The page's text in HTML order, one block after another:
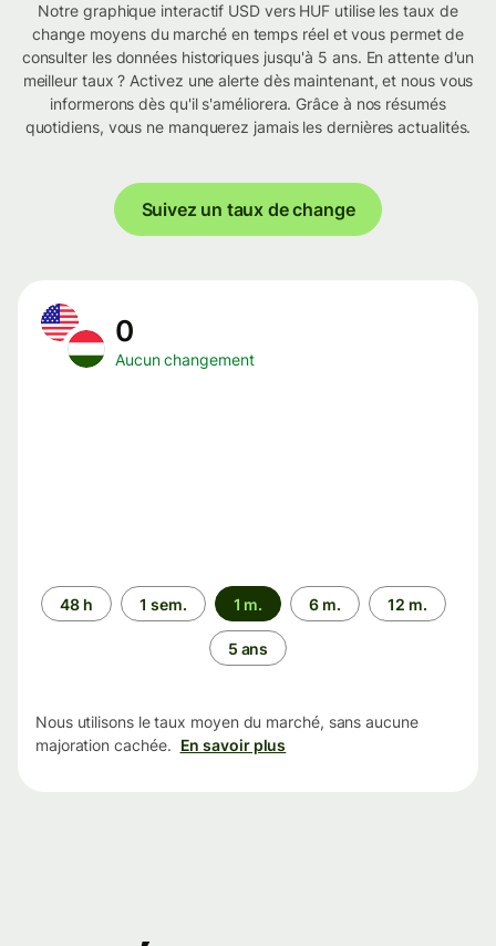
Notre graphique interactif USD vers HUF utilise les taux de
change moyens du marché en temps réel et vous permet de
consulter les données historiques jusqu'à 5 ans. En attente d'un
meilleur taux ? Activez une alerte dès maintenant, et nous vous
informerons dès qu'il s'améliorera. Grâce à nos résumés
quotidiens, vous ne manquerez jamais les dernières actualités.
Suivez un taux de change
0
Aucun changement
Période
48 h 1 sem. 1 m. 6 m. 12 m.
5 ans
Nous utilisons le taux moyen du marché, sans aucune
majoration cachée. En savoir plus